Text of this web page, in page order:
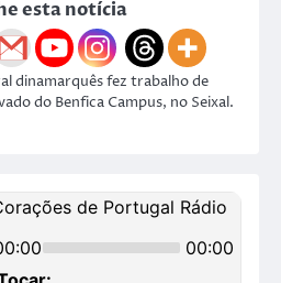
esta notícia
dinamarquês fez trabalho de
do Benfica Campus, no Seixal.